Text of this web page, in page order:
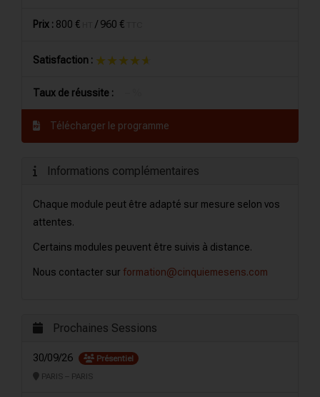
Prix : 800 € /960 €
Satisfaction : ★★★★★
★★★★★
Taux de réussite :
Télécharger le programme
Informations complémentaires
Chaque module peut être adapté sur mesure selon vos
attentes.
Certains modules peuvent être suivis à distance.
Nous contacter sur formation@cinquiemesens.com
Prochaines Sessions
30/09/26
Présentiel
PARIS – PARIS